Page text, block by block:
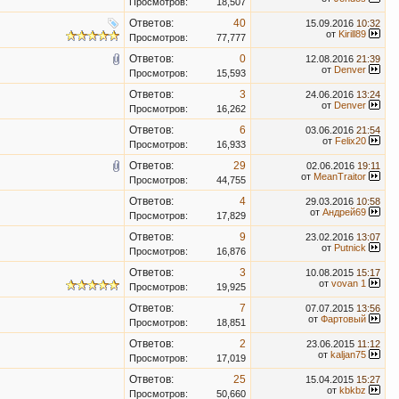
40
Ответов:
77,777
Просмотров:
15.09.2016 10:32
от Kirill89
0
Ответов:
15,593
Просмотров:
12.08.2016 21:39
от Denver
3
Ответов:
16,262
Просмотров:
24.06.2016 13:24
от Denver
6
Ответов:
16,933
Просмотров:
03.06.2016 21:54
от Felix20
29
Ответов:
44,755
Просмотров:
02.06.2016 19:11
от MeanTraitor
4
Ответов:
17,829
Просмотров:
29.03.2016 10:58
от Андрей69
9
Ответов:
16,876
Просмотров:
23.02.2016 13:07
от Putnick
3
Ответов:
19,925
Просмотров:
10.08.2015 15:17
от vovan 1
7
Ответов:
18,851
Просмотров:
07.07.2015 13:56
от Фартовый
2
Ответов:
17,019
Просмотров:
23.06.2015 11:12
от kaljan75
25
Ответов:
50,660
Просмотров:
15.04.2015 15:27
от kbkbz